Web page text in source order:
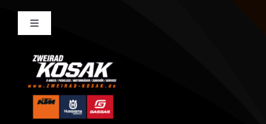
Toggle
Mein Konto
Kasse